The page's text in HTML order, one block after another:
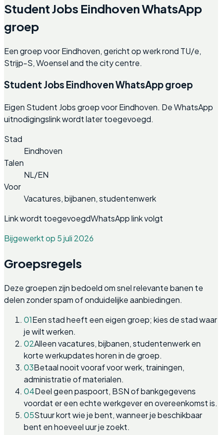
Student Jobs Eindhoven WhatsApp
groep
Een groep voor Eindhoven, gericht op werk rond TU/e,
Strijp-S, Woensel and the city centre.
Student Jobs Eindhoven WhatsApp groep
Eigen Student Jobs groep voor Eindhoven. De WhatsApp
uitnodigingslink wordt later toegevoegd.
Stad
Eindhoven
Talen
NL/EN
Voor
Vacatures, bijbanen, studentenwerk
Link wordt toegevoegdWhatsApp link volgt
Bijgewerkt op 5 juli 2026
Groepsregels
Deze groepen zijn bedoeld om snel relevante banen te
delen zonder spam of onduidelijke aanbiedingen.
01Een stad heeft een eigen groep; kies de stad waar
je wilt werken.
02Alleen vacatures, bijbanen, studentenwerk en
korte werkupdates horen in de groep.
03Betaal nooit vooraf voor werk, trainingen,
administratie of materialen.
04Deel geen paspoort, BSN of bankgegevens
voordat er een echte werkgever en overeenkomst is.
05Stuur kort wie je bent, wanneer je beschikbaar
bent en hoeveel uur je zoekt.